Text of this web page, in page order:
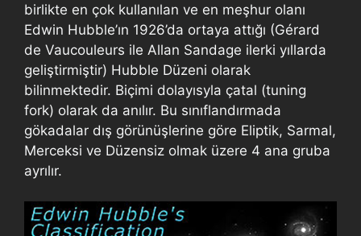
birlikte en çok kullanılan ve en meşhur olanı
Edwin Hubble’ın 1926’da ortaya attığı (Gérard
de Vaucouleurs ile Allan Sandage ilerki yıllarda
geliştirmiştir) Hubble Düzeni olarak
bilinmektedir. Biçimi dolayısyla çatal (tuning
fork) olarak da anılır. Bu sınıflandırmada
gökadalar dış görünüşlerine göre Eliptik, Sarmal,
Merceksi ve Düzensiz olmak üzere 4 ana gruba
ayrılır.